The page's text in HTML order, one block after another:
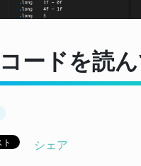
ードを読
シェア